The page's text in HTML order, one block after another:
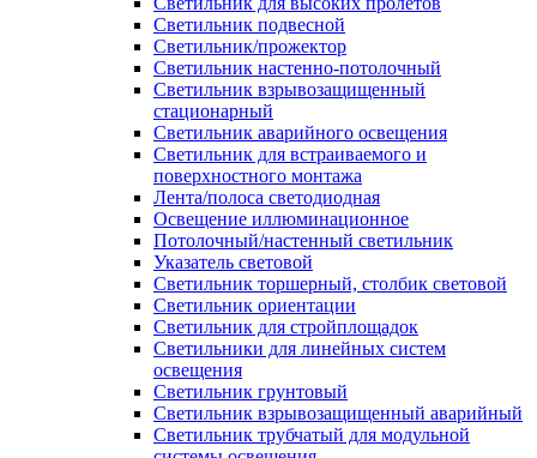
Светильник подвесной
Светильник/прожектор
Светильник настенно-потолочный
Светильник взрывозащищенный
стационарный
Светильник аварийного освещения
Светильник для встраиваемого и
поверхностного монтажа
Лента/полоса светодиодная
Освещение иллюминационное
Потолочный/настенный светильник
Указатель световой
Светильник торшерный, столбик световой
Светильник ориентации
Светильник для стройплощадок
Светильники для линейных систем
освещения
Светильник грунтовый
Светильник взрывозащищенный аварийный
Светильник трубчатый для модульной